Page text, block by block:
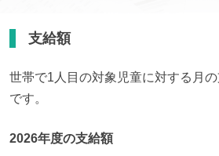
支給額
世帯で1人目の対象児童に対する月
です。
2026年度の支給額